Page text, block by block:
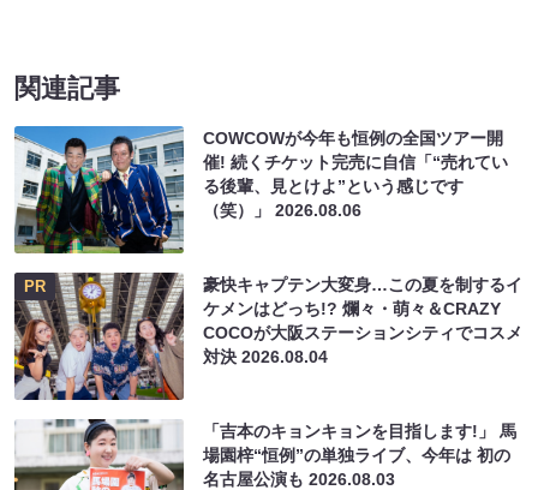
関連記事
COWCOWが今年も恒例の全国ツアー開
催! 続くチケット完売に自信「“売れてい
る後輩、見とけよ”という感じです
（笑）」2026.08.06
PR
豪快キャプテン大変身…この夏を制するイ
ケメンはどっち!? 爛々・萌々＆CRAZY
COCOが大阪ステーションシティでコスメ
対決2026.08.04
「吉本のキョンキョンを目指します!」 馬
場園梓“恒例”の単独ライブ、今年は 初の
名古屋公演も2026.08.03